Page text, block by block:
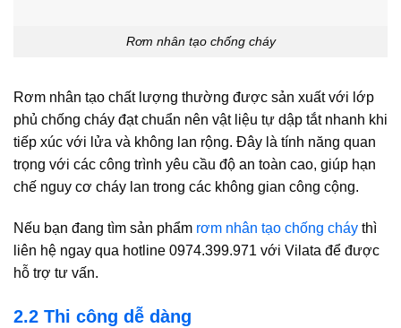
Rơm nhân tạo chống cháy
Rơm nhân tạo chất lượng thường được sản xuất với lớp
phủ chống cháy đạt chuẩn nên vật liệu tự dập tắt nhanh khi
tiếp xúc với lửa và không lan rộng. Đây là tính năng quan
trọng với các công trình yêu cầu độ an toàn cao, giúp hạn
chế nguy cơ cháy lan trong các không gian công cộng.
Nếu bạn đang tìm sản phẩm rơm nhân tạo chống cháy thì
liên hệ ngay qua hotline 0974.399.971 với Vilata để được
hỗ trợ tư vấn.
2.2 Thi công dễ dàng